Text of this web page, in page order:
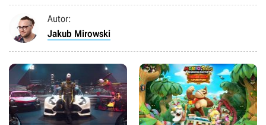
Autor:
Jakub Mirowski